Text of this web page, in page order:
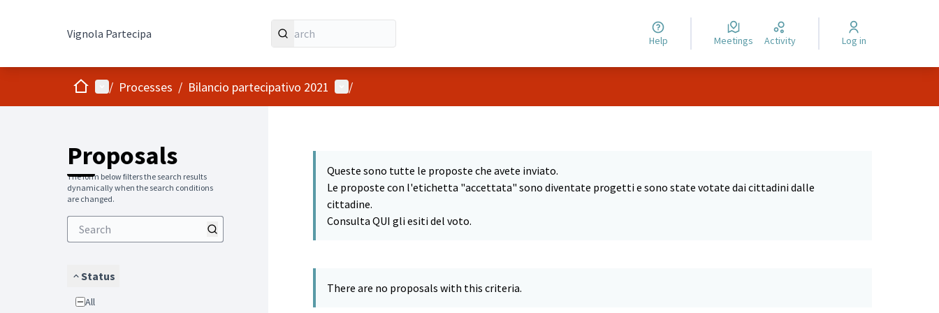
Vignola Partecipa Help Meetings Activity Log in
HomeMain menu
/ Processes / Bilancio partecipativo 2021 User menu
/
Proposals
The form below filters the search results
dynamically when the search conditions
are changed.
Status
All
Queste sono tutte le proposte che avete inviato.
Le proposte con l'etichetta "accettata" sono diventate progetti e sono state votate dai cittadini dalle
cittadine.
Consulta QUI gli esiti del voto.
There are no proposals with this criteria.